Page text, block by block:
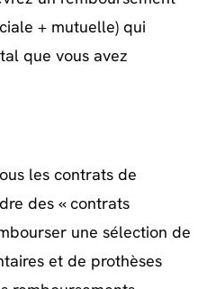
+ mutuelle) qui
que vous avez
les contrats de
des « contrats
une sélection de
et de prothèses